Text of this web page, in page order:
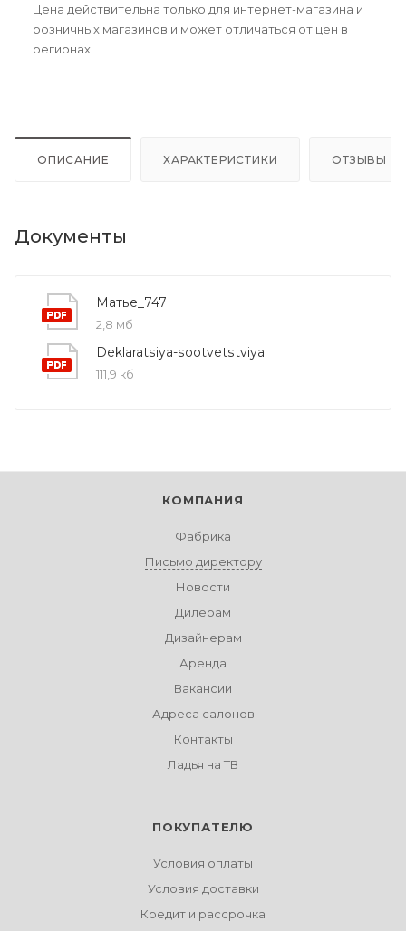
Цена действительна только для интернет-магазина и
розничных магазинов и может отличаться от цен в
регионах
ОПИСАНИЕ ХАРАКТЕРИСТИКИ ОТЗЫВЫ
Документы
Матье_747
2,8 мб
Deklaratsiya-sootvetstviya
111,9 кб
КОМПАНИЯ
Фабрика
Письмо директору
Новости
Дилерам
Дизайнерам
Аренда
Вакансии
Адреса салонов
Контакты
Ладья на ТВ
ПОКУПАТЕЛЮ
Условия оплаты
Условия доставки
Кредит и рассрочка